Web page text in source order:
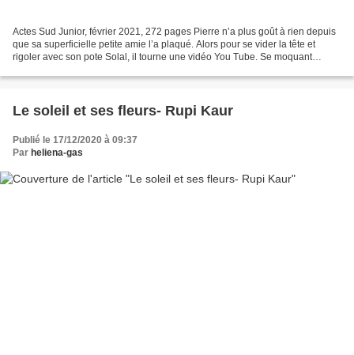
Actes Sud Junior, février 2021, 272 pages Pierre n’a plus goût à rien depuis
que sa superficielle petite amie l’a plaqué. Alors pour se vider la tête et
rigoler avec son pote Solal, il tourne une vidéo You Tube. Se moquant
Le soleil et ses fleurs- Rupi Kaur
Publié le 17/12/2020 à 09:37
Par heliena-gas